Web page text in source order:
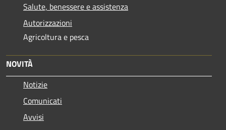
Salute, benessere e assistenza
Autorizzazioni
Agricoltura e pesca
NOVITÀ
Notizie
Comunicati
Avvisi